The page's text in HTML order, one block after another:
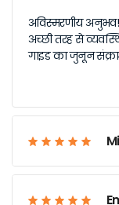
अविस्मरणीय अनुभव!
अच्छी तरह से
गाइड का जुनून